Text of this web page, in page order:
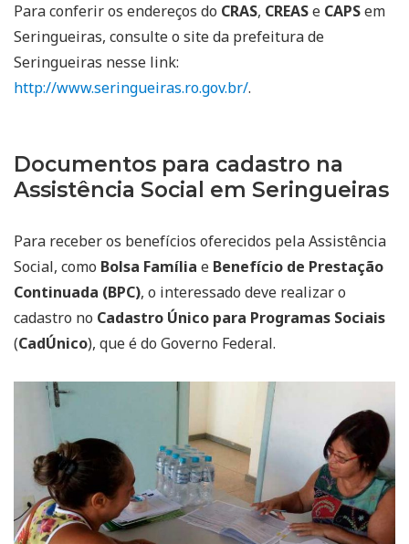
Para conferir os endereços do CRAS, CREASe CAPSem
Seringueiras, consulte o site da prefeitura de
Seringueiras nesse link:
http://www.seringueiras.ro.gov.br/.
Documentos para cadastro na
Assistência Social em Seringueiras
Para receber os benefícios oferecidos pela Assistência
Social, como Bolsa Família e Benefício de Prestação
Continuada (BPC), o interessado deve realizar o
cadastro no Cadastro Único para Programas Sociais
(CadÚnico), que é do Governo Federal.